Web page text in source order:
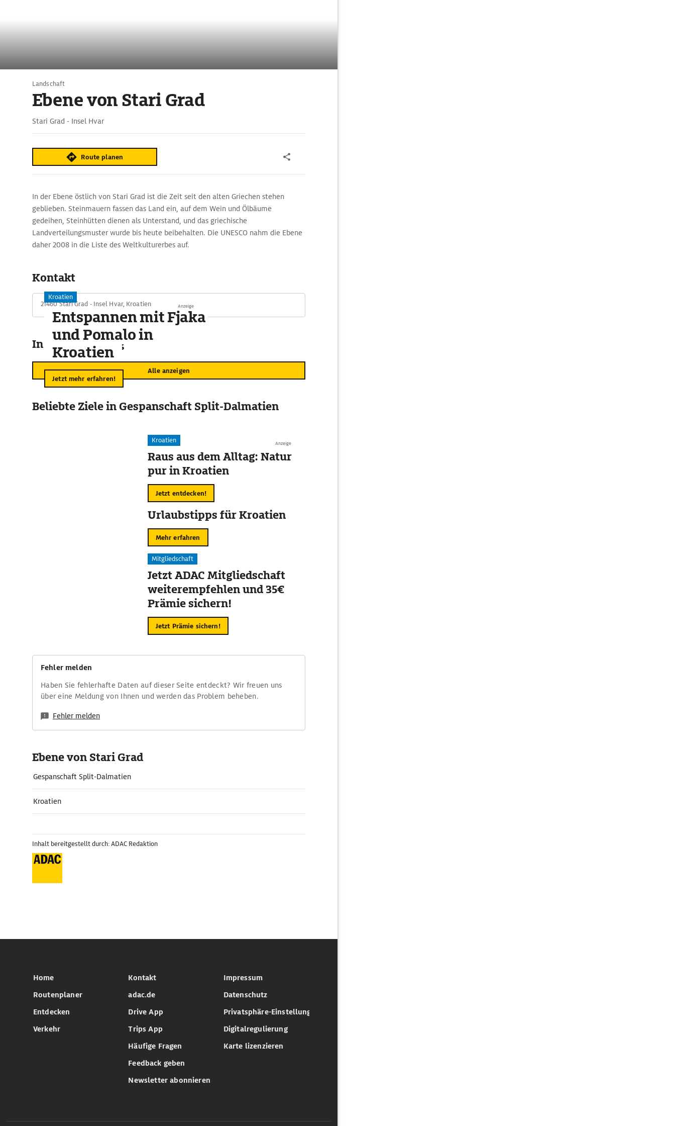
Landschaft
Ebene von Stari Grad
Stari Grad - Insel Hvar
Route planen
In der Ebene östlich von Stari Grad ist die Zeit seit den alten Griechen stehen
geblieben. Steinmauern fassen das Land ein, auf dem Wein und Ölbäume
gedeihen, Steinhütten dienen als Unterstand, und das griechische
Landverteilungsmuster wurde bis heute beibehalten. Die UNESCO nahm die Ebene
daher 2008 in die Liste des Weltkulturerbes auf.
Kontakt
21460 Stari Grad - Insel Hvar, Kroatien
In der Umgebung
Alle anzeigen
Anzeige
Kroatien
Entspannen mit Fjaka
und Pomalo in
Kroatien
Jetzt mehr erfahren!
Beliebte Ziele in Gespanschaft Split-Dalmatien
Anzeige
Kroatien
Raus aus dem Alltag: Natur
pur in Kroatien
Jetzt entdecken!
Urlaubstipps für Kroatien
Mehr erfahren
Mitgliedschaft
Jetzt ADAC Mitgliedschaft
weiterempfehlen und 35€
Prämie sichern!
Jetzt Prämie sichern!
Fehler melden
Haben Sie fehlerhafte Daten auf dieser Seite entdeckt? Wir freuen uns
über eine Meldung von Ihnen und werden das Problem beheben.
Fehler melden
Ebene von Stari Grad
Gespanschaft Split-Dalmatien
Kroatien
Inhalt bereitgestellt durch: ADAC Redaktion
Home
Routenplaner
Entdecken
Verkehr
Kontakt
adac.de
Drive App
Trips App
Häufige Fragen
Feedback geben
Newsletter abonnieren
Impressum
Datenschutz
Privatsphäre-Einstellungen
Digitalregulierung
Karte lizenzieren